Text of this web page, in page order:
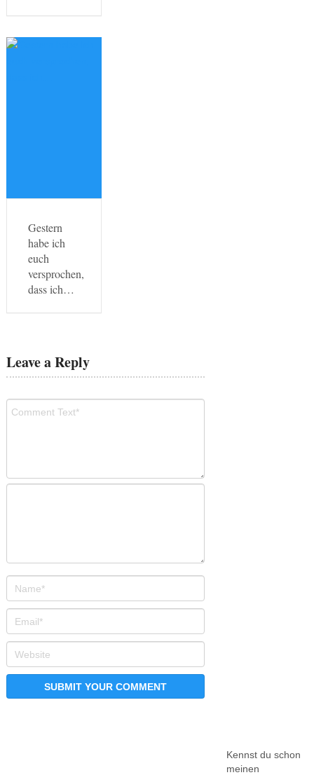
Gestern
habe ich
euch
versprochen,
dass ich…
Leave a Reply
Kennst du schon
meinen